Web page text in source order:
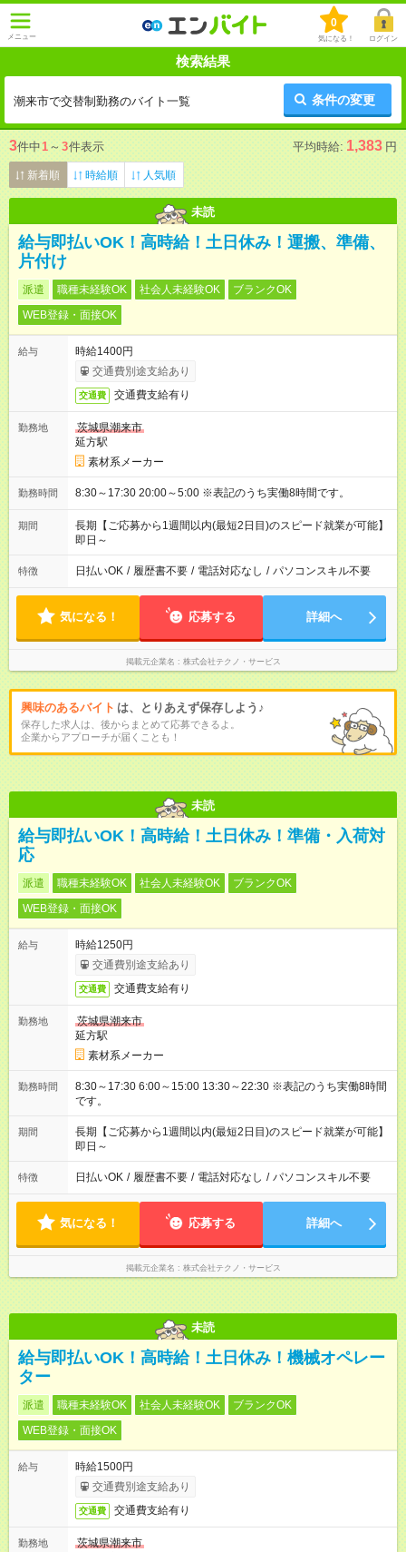
メニュー
0
気になる！ ログイン
検索結果
潮来市で交替制勤務のバイト一覧 条件の変更
3件中1 ～ 3件表示 平均時給: 1,383 円
新着順 時給順 人気順
未読
給与即払いOK！高時給！土日休み！運搬、準備、
片付け
派遣 職種未経験OK 社会人未経験OK
ブランクOK
WEB登録・面接OK
給与
時給1400円
交通費別途支給あり
交通費 交通費支給有り
勤務地
茨城県潮来市
延方駅
素材系メーカー
勤務時間 8:30～17:30 20:00～5:00 ※表記のうち実働8時間です。
期間
長期【ご応募から1週間以内(最短2日目)のスピード就業が可能】
即日～
特徴 日払いOK / 履歴書不要 / 電話対応なし / パソコンスキル不要
気になる！ 応募する 詳細へ
掲載元企業名 株式会社テクノ・サービス
興味のあるバイト は、とりあえず保存しよう♪
保存した求人は、後からまとめて応募できるよ。
企業からアプローチが届くことも！
未読
給与即払いOK！高時給！土日休み！準備・入荷対
応
派遣 職種未経験OK 社会人未経験OK
ブランクOK
WEB登録・面接OK
給与
時給1250円
交通費別途支給あり
交通費 交通費支給有り
勤務地
茨城県潮来市
延方駅
素材系メーカー
勤務時間
8:30～17:30 6:00～15:00 13:30～22:30 ※表記のうち実働8時間
です。
期間
長期【ご応募から1週間以内(最短2日目)のスピード就業が可能】
即日～
特徴 日払いOK / 履歴書不要 / 電話対応なし / パソコンスキル不要
気になる！ 応募する 詳細へ
掲載元企業名 株式会社テクノ・サービス
未読
給与即払いOK！高時給！土日休み！機械オペレー
ター
派遣 職種未経験OK 社会人未経験OK
ブランクOK
WEB登録・面接OK
給与
時給1500円
交通費別途支給あり
交通費 交通費支給有り
勤務地
茨城県潮来市